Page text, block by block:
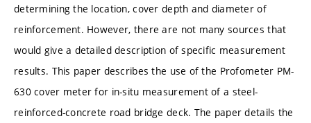
determining the location, cover depth and diameter of
reinforcement. However, there are not many sources that
would give a detailed description of specific measurement
results. This paper describes the use of the Profometer PM-
630 cover meter for in-situ measurement of a steel-
reinforced-concrete road bridge deck. The paper details the